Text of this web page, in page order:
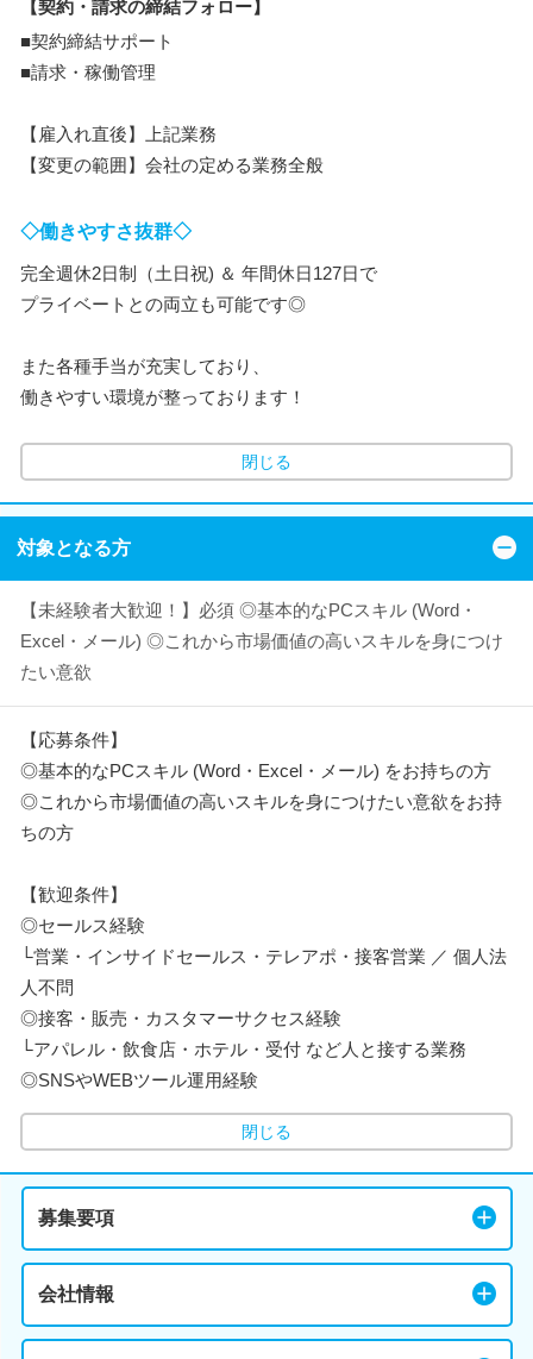
【契約・請求の締結フォロー】
■契約締結サポート
■請求・稼働管理
【雇入れ直後】上記業務
【変更の範囲】会社の定める業務全般
◇働きやすさ抜群◇
完全週休2日制（土日祝) ＆ 年間休日127日で
プライベートとの両立も可能です◎
また各種手当が充実しており、
働きやすい環境が整っております！
閉じる
対象となる方
【未経験者大歓迎！】必須 ◎基本的なPCスキル (Word・
Excel・メール) ◎これから市場価値の高いスキルを身につけ
たい意欲
【応募条件】
◎基本的なPCスキル (Word・Excel・メール) をお持ちの方
◎これから市場価値の高いスキルを身につけたい意欲をお持
ちの方
【歓迎条件】
◎セールス経験
└営業・インサイドセールス・テレアポ・接客営業 ／ 個人法
人不問
◎接客・販売・カスタマーサクセス経験
└アパレル・飲食店・ホテル・受付 など人と接する業務
◎SNSやWEBツール運用経験
閉じる
募集要項
会社情報